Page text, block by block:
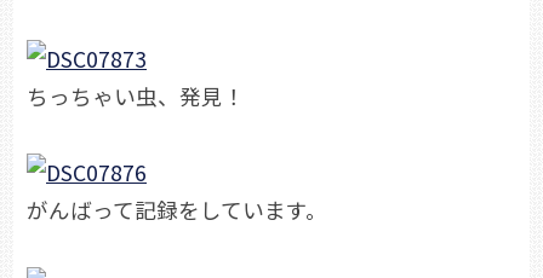
ちっちゃい虫、発見！
がんばって記録をしています。